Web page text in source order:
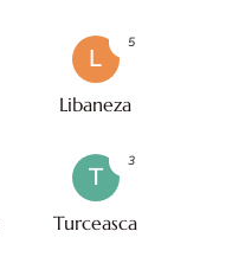
L
Libaneza
5
T
Turceasca
3